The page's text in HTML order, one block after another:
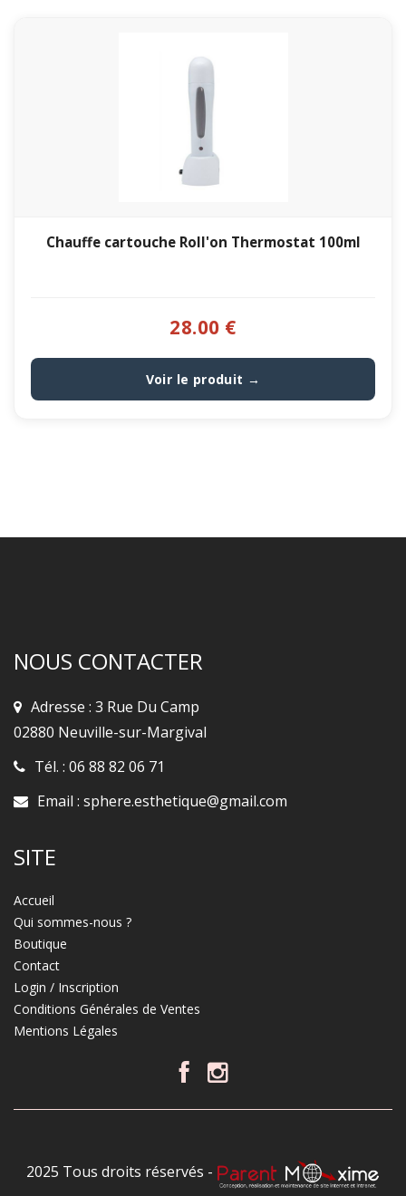
Chauffe cartouche Roll'on Thermostat 100ml
28.00 €
Voir le produit →
NOUS CONTACTER
Adresse : 3 Rue Du Camp
02880 Neuville-sur-Margival
Tél. : 06 88 82 06 71
Email : sphere.esthetique@gmail.com
SITE
Accueil
Qui sommes-nous ?
Boutique
Contact
Login / Inscription
Conditions Générales de Ventes
Mentions Légales
2025 Tous droits réservés -